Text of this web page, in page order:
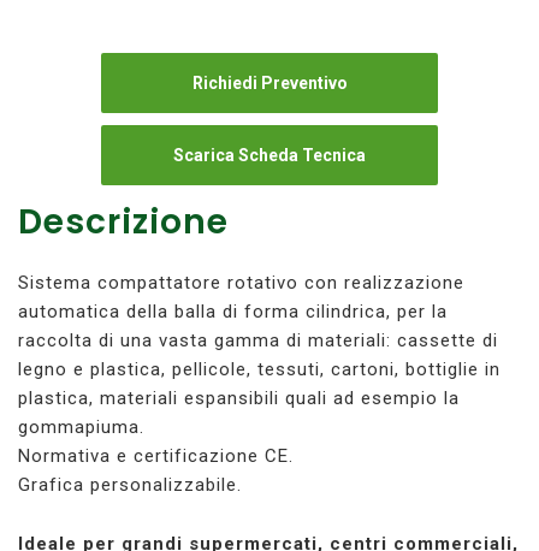
Richiedi Preventivo
Scarica Scheda Tecnica
Descrizione
Sistema compattatore rotativo con realizzazione
automatica della balla di forma cilindrica, per la
raccolta di una vasta gamma di materiali: cassette di
legno e plastica, pellicole, tessuti, cartoni, bottiglie in
plastica, materiali espansibili quali ad esempio la
gommapiuma.
Normativa e certificazione CE.
Grafica personalizzabile.
Ideale per grandi supermercati, centri commerciali,